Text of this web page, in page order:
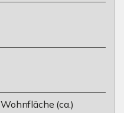
Wohnfläche (ca.)